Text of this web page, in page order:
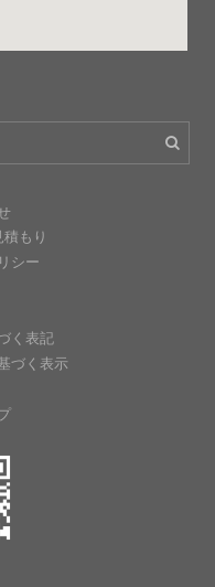
もり
シー
く表記
づく表示